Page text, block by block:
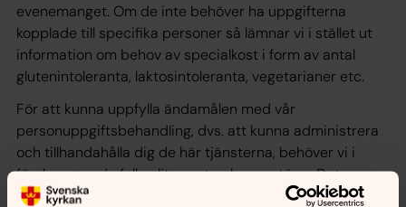
evenemanget. Om de inte behöver ha uppgifterna
kopplade till specifika personer så lämnar vi i stället ut
information om behov av specialkost i form av antal
glutenintoleranta, laktosintoleranta, vegetarianer etc.
För att kunna uppfylla ändamålen med vår
personuppgiftsbehandling, dvs. att kunna administrera
och tillhandahålla dig de här tjänsterna, behöver vi i
förekommande fall anlita systemleverantörer. Det
innebär att systemleverantörerna kan komma att